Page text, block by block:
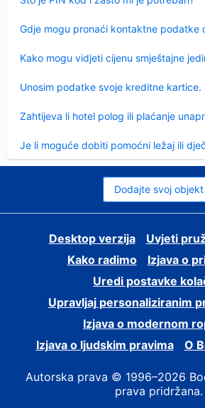
Gdje mogu pronaći kontaktne podatke
Kako mogu vidjeti cijenu smještajne
Unosim podatke svoje kreditne kartice.
Zahtijeva li hotel polog ili plaćanje
Je li moguće dobiti pomoćni ležaj ili
Dodajte svoj objekt
Desktop verzija
Uvjeti
Kako radimo
Izjava o
Uredi postavke
Upravljaj personaliziranim
Izjava o modernom
Izjava o ljudskim pravima
O
Autorska prava © 1996–2026
prava pridržana.